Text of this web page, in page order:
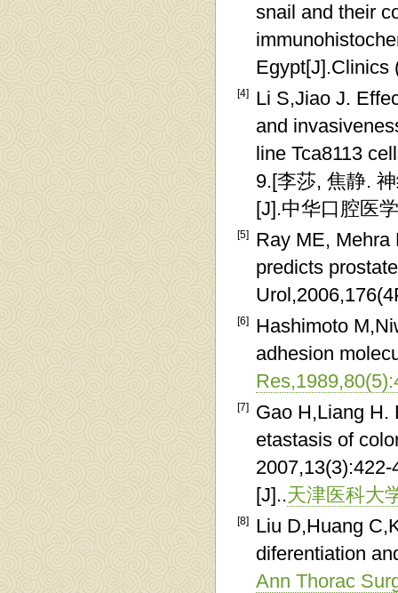
snail and their
Egypt[J].Clinics
[4]
Li S,Jiao J.
and
line Tca8113
9.[李莎, 焦静.
[J].中华口腔医
[5]
Ray ME, Mehra
predicts
[6]
Hashimoto
adhesion
[7]
Gao H,Liang H.
etastasis of
[J]..天津医科大
[8]
Liu D,Huang
diferentiation
Ann Thorac